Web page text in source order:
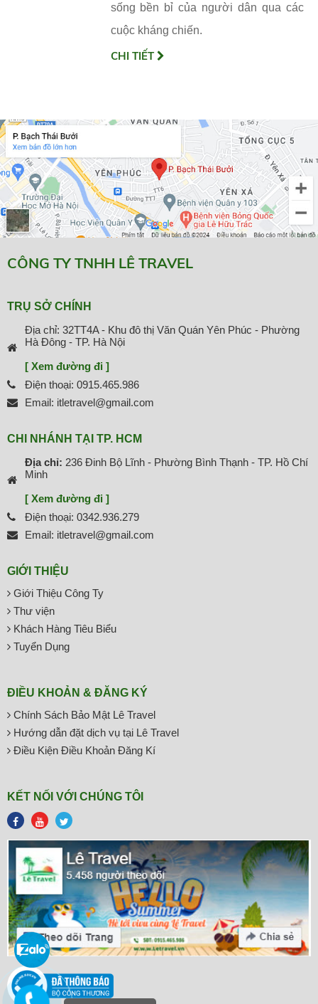
sống bền bỉ của người dân qua các
cuộc kháng chiến.
CHI TIẾT
CÔNG TY TNHH LÊ TRAVEL
TRỤ SỞ CHÍNH
Địa chỉ: 32TT4A - Khu đô thị Văn Quán Yên Phúc - Phường
Hà Đông - TP. Hà Nội
[ Xem đường đi ]
Điện thoại: 0915.465.986
Email: itletravel@gmail.com
CHI NHÁNH TẠI TP. HCM
Địa chỉ: 236 Đinh Bộ Lĩnh - Phường Bình Thạnh - TP. Hồ Chí
Minh
[ Xem đường đi ]
Điện thoại: 0342.936.279
Email: itletravel@gmail.com
GIỚI THIỆU
Giới Thiệu Công Ty
Thư viện
Khách Hàng Tiêu Biểu
Tuyển Dụng
ĐIỀU KHOẢN & ĐĂNG KÝ
Chính Sách Bảo Mật Lê Travel
Hướng dẫn đặt dịch vụ tại Lê Travel
Điều Kiện Điều Khoản Đăng Kí
KẾT NỐI VỚI CHÚNG TÔI